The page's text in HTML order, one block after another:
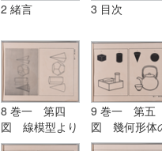
2 緒言 3 目次
8 巻一 第四
図 線模型より
描きたる形体
9 巻一 第五
図 幾何形体
応用